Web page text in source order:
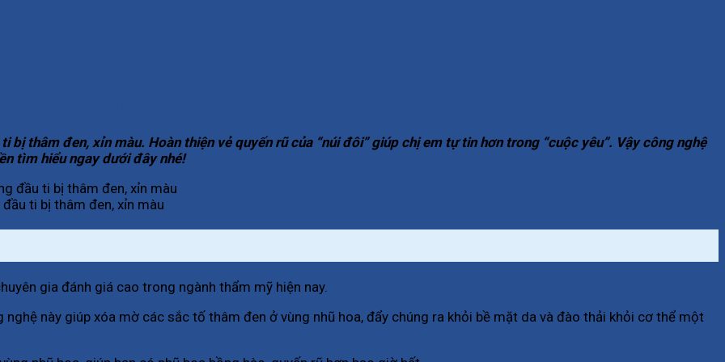
thâm đen, xỉn màu. Hoàn thiện vẻ quyến rũ của “núi đôi” giúp chị em tự tin hơn trong “cuộc yêu”. Vậy công nghệ
tìm hiểu ngay dưới đây nhé!
ti bị thâm đen, xỉn màu
gia đánh giá cao trong ngành thẩm mỹ hiện nay.
này giúp xóa mờ các sắc tố thâm đen ở vùng nhũ hoa, đẩy chúng ra khỏi bề mặt da và đào thải khỏi cơ thể một